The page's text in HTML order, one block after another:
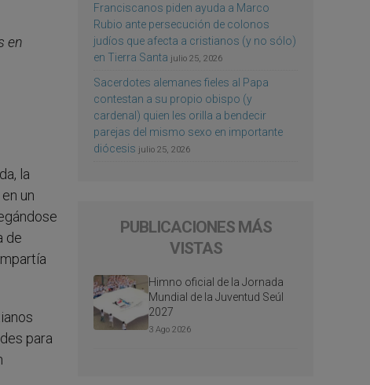
en
la
un
de
para
Franciscanos piden ayuda a Marco
Rubio ante persecución de colonos
judíos que afecta a cristianos (y no sólo)
en Tierra Santa julio 25, 2026
Sacerdotes alemanes fieles al Papa
contestan a su propio obispo (y
cardenal) quien les orilla a bendecir
parejas del mismo sexo en importante
diócesis julio 25, 2026
PUBLICACIONES MÁS
VISTAS
Himno oficial de la Jornada
Mundial de la Juventud Seúl
2027
3 Ago 2026